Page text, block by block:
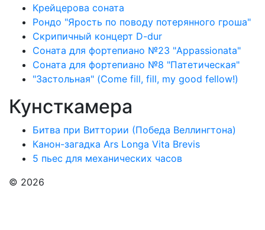
Крейцерова соната
Рондо "Ярость по поводу потерянного гроша"
Скрипичный концерт D-dur
Соната для фортепиано №23 "Appassionata"
Соната для фортепиано №8 "Патетическая"
"Застольная" (Come fill, fill, my good fellow!)
Кунсткамера
Битва при Виттории (Победа Веллингтона)
Канон-загадка Ars Longa Vita Brevis
5 пьес для механических часов
© 2026